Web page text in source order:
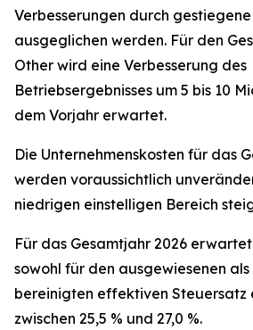
Verbesserungen durch
ausgeglichen werden. Für den
Other wird eine Verbesserung des
Betriebsergebnisses um 5 bis 10
dem Vorjahr erwartet.
Die Unternehmenskosten für das
werden voraussichtlich
niedrigen einstelligen Bereich
Für das Gesamtjahr 2026
sowohl für den ausgewiesenen
bereinigten effektiven Steuersatz
zwischen 25,5 % und 27,0 %.